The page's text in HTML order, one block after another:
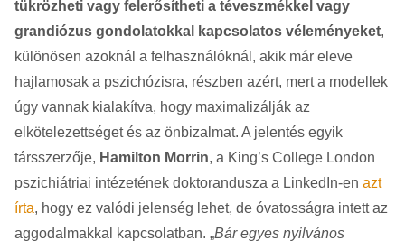
tükrözheti vagy felerősítheti a téveszmékkel vagy
grandiózus gondolatokkal kapcsolatos véleményeket,
különösen azoknál a felhasználóknál, akik már eleve
hajlamosak a pszichózisra, részben azért, mert a modellek
úgy vannak kialakítva, hogy maximalizálják az
elkötelezettséget és az önbizalmat. A jelentés egyik
társszerzője, Hamilton Morrin, a King’s College London
pszichiátriai intézetének doktorandusza a LinkedIn-en azt
írta, hogy ez valódi jelenség lehet, de óvatosságra intett az
aggodalmakkal kapcsolatban. „Bár egyes nyilvános